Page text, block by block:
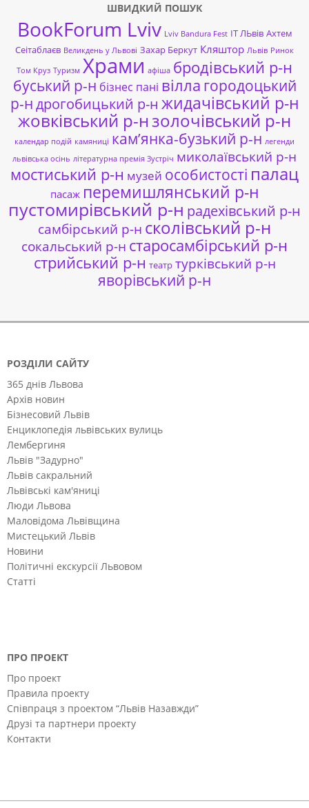
ШВИДКИЙ ПОШУК
BookForum Lviv Lviv Bandura Fest ІТ ЛЬвів Ахтем
Сеітаблаєв Великдень у Львові Захар Беркут Кляштор Львів Ринок
Том Круз Туризм Храми афіша бродівський р-н
буський р-н бізнес пані вілла городоцький
р-ндрогобицький р-н жидачівський р-н
жовківський р-нзолочівський р-н
календар подій камяниці кам’янка-бузький р-н легенди
львівська осінь літературна премія Зустріч миколаївський р-н
мостиський р-н музей особистості палац
пасаж перемишлянський р-н
пустомирівський р-н радехівський р-н
самбірський р-н сколівський р-н
сокальський р-н старосамбірський р-н
стрийський р-н театр турківський р-н
яворівський р-н
РОЗДІЛИ САЙТУ
365 днів Львова
Архів новин
Бізнесовий Львів
Енциклопедія львівських вулиць
Лембергиня
Львів "Задурно"
Львів сакральний
Львівські кам'яниці
Люди Львова
Маловідома Львівщина
Мистецький Львів
Новини
Політичні екскурсії Львовом
Статті
ПРО ПРОЕКТ
Про проект
Правила проекту
Співпраця з проектом “Львів Назавжди”
Друзі та партнери проекту
Контакти